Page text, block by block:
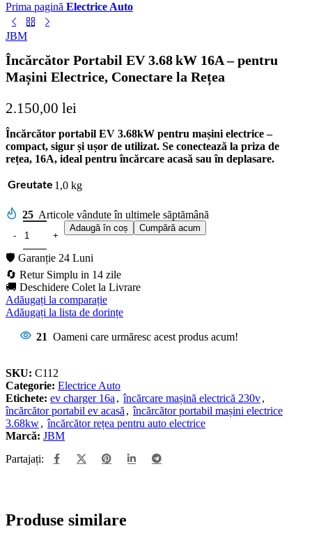
Prima pagină Electrice Auto
JBM
Încărcător Portabil EV 3.68 kW 16A – pentru
Mașini Electrice, Conectare la Rețea
2.150,00 lei
Încărcător portabil EV 3.68kW pentru mașini electrice –
compact, sigur și ușor de utilizat. Se conectează la priza de
rețea, 16A, ideal pentru încărcare acasă sau în deplasare.
Greutate 1,0 kg
25 Articole vândute în ultimele săptămână
Adaugă în coș Cumpără acum
🛡️ Garanție 24 Luni
🔄 Retur Simplu in 14 zile
🚚 Deschidere Colet la Livrare
Adăugați la comparație
Adăugați la lista de dorințe
21 Oameni care urmăresc acest produs acum!
SKU: C112
Categorie: Electrice Auto
Etichete: ev charger 16a , încărcare mașină electrică 230v,
încărcător portabil ev acasă , încărcător portabil mașini electrice
3.68kw, încărcător rețea pentru auto electrice
Marcă: JBM
Partajați:
Produse similare